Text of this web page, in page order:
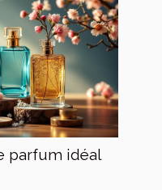
parfum idéal